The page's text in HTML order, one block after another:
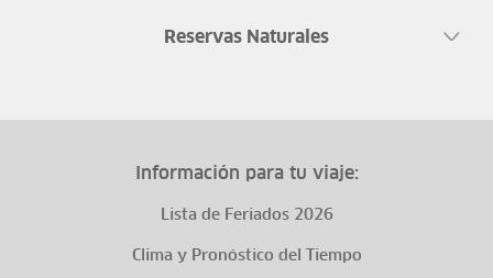
Reservas Naturales
Información para tu viaje:
Lista de Feriados 2026
Clima y Pronóstico del Tiempo